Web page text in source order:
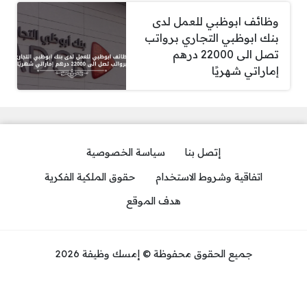
وظائف ابوظبي للعمل لدى
بنك ابوظبي التجاري برواتب
تصل الى 22000 درهم
إماراتي شهريًا
إتصل بنا
سياسة الخصوصية
اتفاقية وشروط الاستخدام
حقوق الملكية الفكرية
هدف الموقع
جميع الحقوق محفوظة © إمسك وظيفة 2026